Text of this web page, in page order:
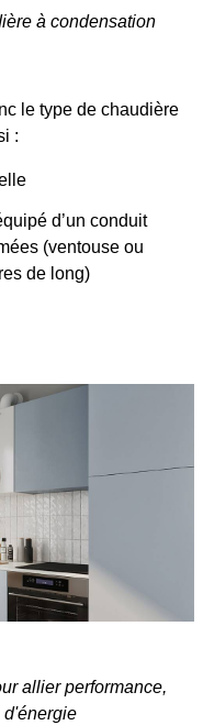
à condensation
le type de chaudière
:
d’un conduit
(ventouse ou
de long)
allier performance,
d'énergie